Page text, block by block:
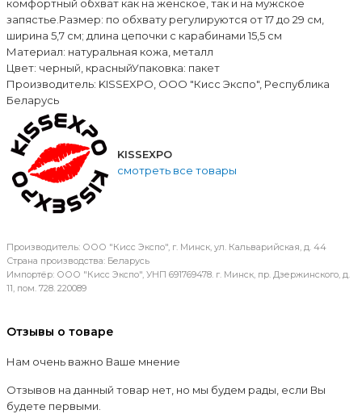
комфортный обхват как на женское, так и на мужское
запястье.Размер: по обхвату регулируются от 17 до 29 см,
ширина 5,7 см; длина цепочки с карабинами 15,5 см
Материал: натуральная кожа, металл
Цвет: черный, красныйУпаковка: пакет
Производитель: KISSEXPO, ОOО "Кисс Экспо", Республика
Беларусь
KISSEXPO
смотреть все товары
Производитель: ООО "Кисс Экспо", г. Минск, ул. Кальварийская, д. 44
Страна производства: Беларусь
Импортёр: ООО "Кисс Экспо", УНП 691769478. г. Минск, пр. Дзержинского, д.
11, пом. 728. 220089
Отзывы о товаре
Нам очень важно Ваше мнение
Отзывов на данный товар нет, но мы будем рады, если Вы
будете первыми.